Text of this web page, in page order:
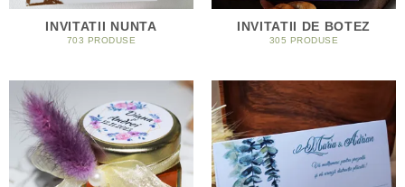
INVITATII NUNTA
703 PRODUSE
INVITATII DE BOTEZ
305 PRODUSE